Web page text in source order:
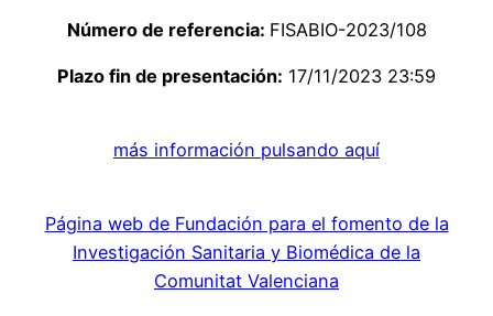
Número de referencia: FISABIO-2023/108
Plazo fin de presentación: 17/11/2023 23:59
más información pulsando aquí
Página web de Fundación para el fomento de la
Investigación Sanitaria y Biomédica de la
Comunitat Valenciana